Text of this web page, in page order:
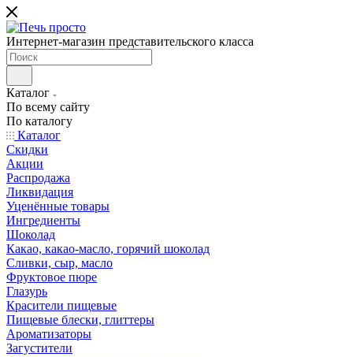
Интернет-магазин представительского класса
Каталог
По всему сайту
По каталогу
Каталог
Скидки
Акции
Распродажа
Ликвидация
Уценённые товары
Ингредиенты
Шоколад
Какао, какао-масло, горячий шоколад
Сливки, сыр, масло
Фруктовое пюре
Глазурь
Красители пищевые
Пищевые блески, глиттеры
Ароматизаторы
Загустители